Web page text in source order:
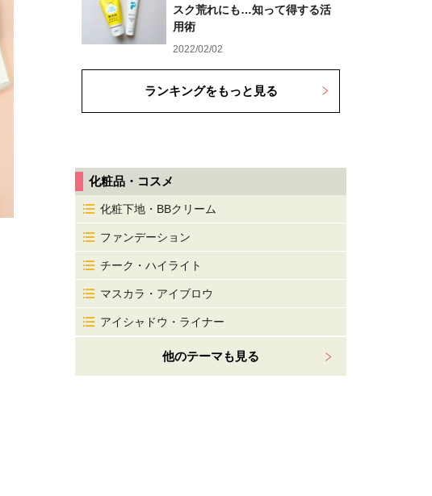
スク荒れにも…知って得する活
用術
2022/02/02
ランキングをもっと見る
化粧品・コスメ
化粧下地・BBクリーム
ファンデーション
チーク・ハイライト
マスカラ・アイブロウ
アイシャドウ・ライナー
他のテーマも見る